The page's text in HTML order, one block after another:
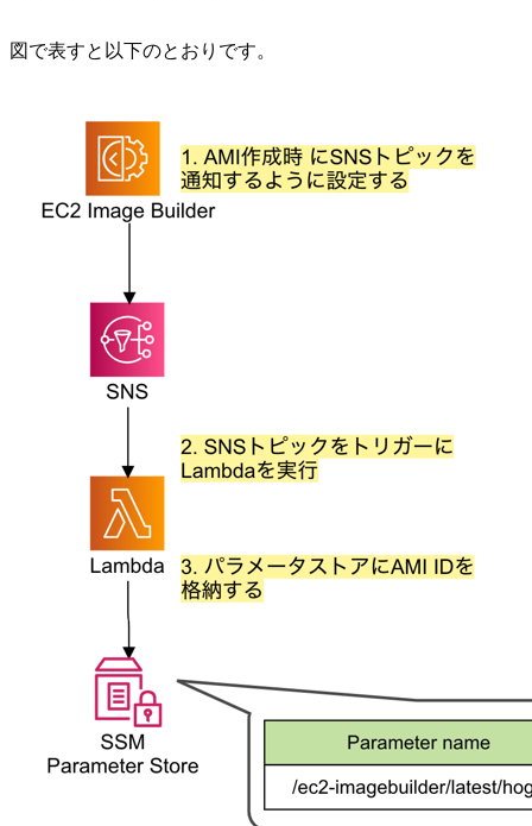
図で表すと以下のとおりです。